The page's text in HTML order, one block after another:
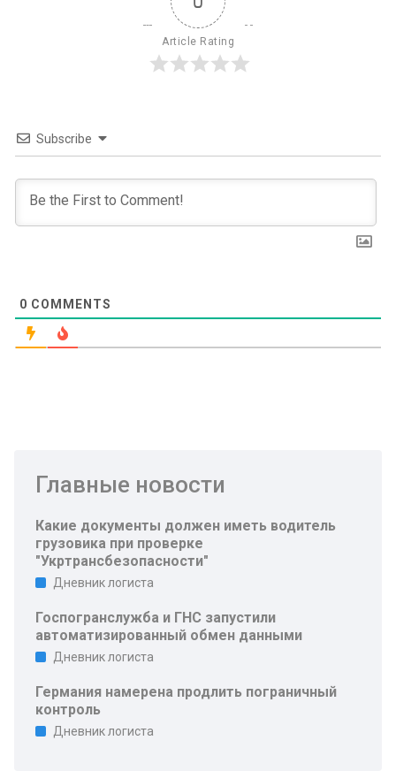
Article Rating
Subscribe
0 COMMENTS
Главные новости
Какие документы должен иметь водитель
грузовика при проверке
"Укртрансбезопасности"
Дневник логиста
Госпогранслужба и ГНС запустили
автоматизированный обмен данными
Дневник логиста
Германия намерена продлить пограничный
контроль
Дневник логиста